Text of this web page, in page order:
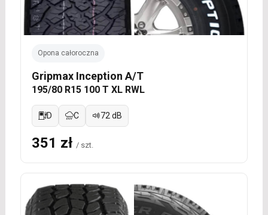
Opona całoroczna
Gripmax Inception A/T
195/80 R15 100 T XL RWL
D C 72 dB
351 zł / szt.